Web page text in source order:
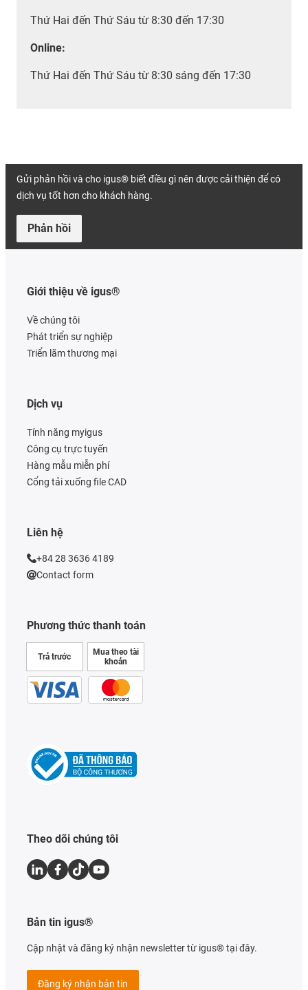
Thứ Hai đến Thứ Sáu từ 8:30 đến 17:30
Online:
Thứ Hai đến Thứ Sáu từ 8:30 sáng đến 17:30
Gửi phản hồi và cho igus® biết điều gì nên được cải thiện để có
dịch vụ tốt hơn cho khách hàng.
Phản hồi
Giới thiệu về igus®
Về chúng tôi
Phát triển sự nghiệp
Triển lãm thương mại
Phương thức thanh toán
Trả trước
Mua theo tài
khoản
Dịch vụ
Tính năng myigus
Công cụ trực tuyến
Hàng mẫu miễn phí
Cổng tải xuống file CAD
Liên hệ
+84 28 3636 4189
Contact form
Theo dõi chúng tôi
Bản tin igus®
Cập nhật và đăng ký nhận newsletter từ igus® tại đây.
Đăng ký nhận bản tin